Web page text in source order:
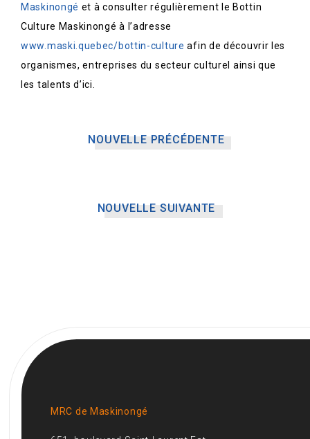
Maskinongé et à consulter régulièrement le Bottin
Culture Maskinongé à l’adresse
www.maski.quebec/bottin-culture afin de découvrir les
organismes, entreprises du secteur culturel ainsi que
les talents d’ici.
NOUVELLE PRÉCÉDENTE
NOUVELLE SUIVANTE
MRC de Maskinongé